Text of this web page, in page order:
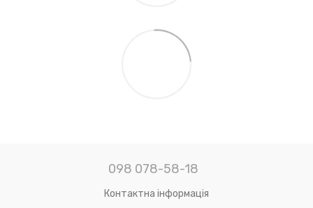
098 078-58-18
Контактна інформація